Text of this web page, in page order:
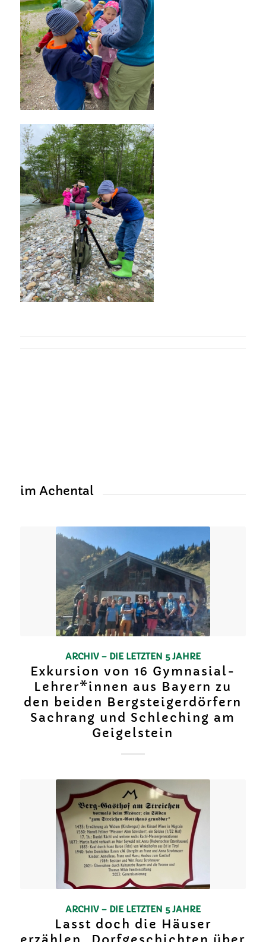
im Achental
ARCHIV – DIE LETZTEN 5 JAHRE
Exkursion von 16 Gymnasial-
Lehrer*innen aus Bayern zu
den beiden Bergsteigerdörfern
Sachrang und Schleching am
Geigelstein
ARCHIV – DIE LETZTEN 5 JAHRE
Lasst doch die Häuser